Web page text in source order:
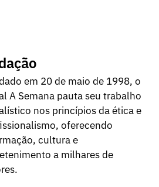
em 20 de maio de 1998, o
A Semana pauta seu trabalho
nos princípios da ética e
oferecendo
cultura e
a milhares de